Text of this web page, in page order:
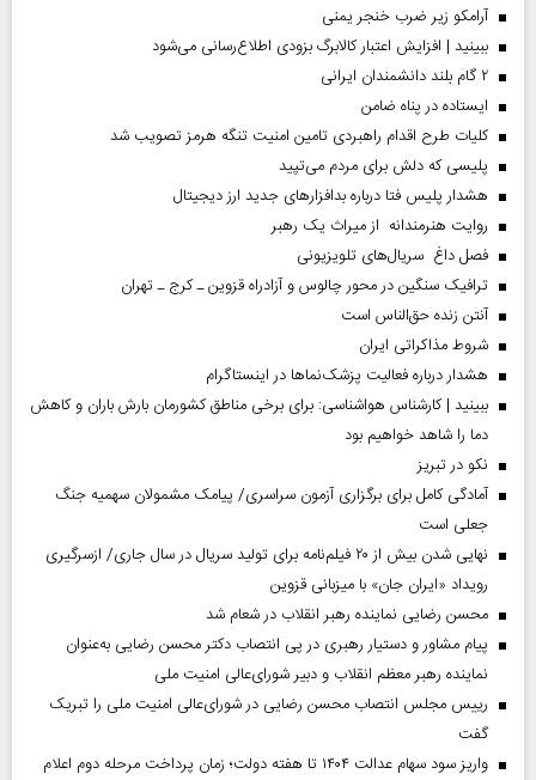
آرامکو زیر ضرب خنجر یمنی
ببینید | افزایش اعتبار کالابرگ بزودی اطلاع‌رسانی می‌شود
۲ گام بلند دانشمندان ایرانی
ایستاده در پناه ضامن
کلیات طرح اقدام راهبردی تامین امنیت تنگه هرمز تصویب شد
پلیسی که دلش برای مردم می‌تپید
هشدار پلیس فتا درباره بدافزار‌های جدید ارز دیجیتال
روایت هنرمندانه از میراث یک رهبر
فصل داغ سریال‌های تلویزیونی
ترافیک سنگین در محور چالوس و آزادراه قزوین ـ کرج ـ تهران
آنتن زنده حق‌الناس است
شروط مذاکراتی ایران
هشدار درباره فعالیت پزشک‌نما‌ها در اینستاگرام
ببینید | کارشناس هواشناسی: برای برخی مناطق کشورمان بارش باران و کاهش
دما را شاهد خواهیم بود
نکو در تبریز
آمادگی کامل برای برگزاری آزمون سراسری/ پیامک مشمولان سهمیه جنگ
جعلی است
نهایی شدن بیش از ۲۰ فیلم‌نامه برای تولید سریال در سال جاری/ ازسرگیری
رویداد «ایران جان» با میزبانی قزوین
محسن رضایی نماینده رهبر انقلاب در شعام شد
پیام مشاور و دستیار رهبری در پی انتصاب دکتر محسن رضایی به‌عنوان
نماینده رهبر معظم انقلاب و دبیر شورای‌عالی امنیت ملی
رییس مجلس انتصاب محسن رضایی در شورای‌عالی امنیت ملی را تبریک
گفت
واریز سود سهام عدالت ۱۴۰۴ تا هفته دولت؛ زمان پرداخت مرحله دوم اعلام